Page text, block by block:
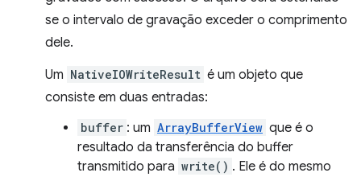
se o intervalo de gravação exceder o comprimento
dele.
Um NativeIOWriteResult é um objeto que
consiste em duas entradas:
buffer : um ArrayBufferView que é o
resultado da transferência do buffer
transmitido para write() . Ele é do mesmo